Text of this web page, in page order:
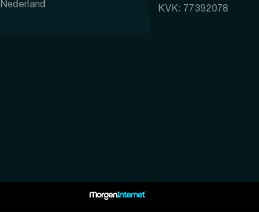
Nederland
KVK: 77392078